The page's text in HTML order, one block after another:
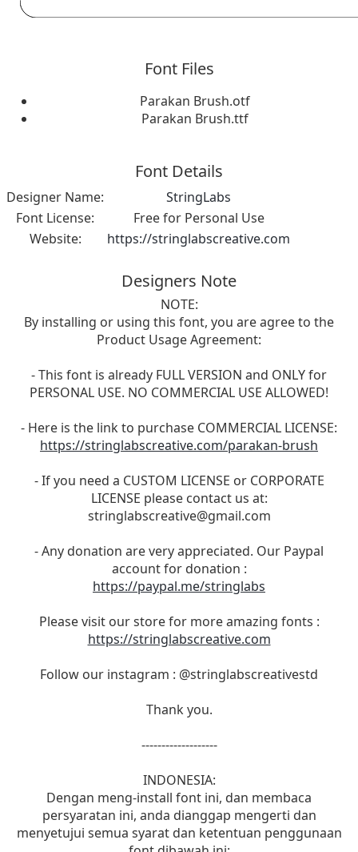
Font Files
Parakan Brush.otf
Parakan Brush.ttf
Font Details
Designer Name:
StringLabs
Font License:
Free for Personal Use
Website:
https://stringlabscreative.com
Designers Note
NOTE:
By installing or using this font, you are agree to the
Product Usage Agreement:
- This font is already FULL VERSION and ONLY for
PERSONAL USE. NO COMMERCIAL USE ALLOWED!
- Here is the link to purchase COMMERCIAL LICENSE:
https://stringlabscreative.com/parakan-brush
- If you need a CUSTOM LICENSE or CORPORATE
LICENSE please contact us at:
stringlabscreative@gmail.com
- Any donation are very appreciated. Our Paypal
account for donation :
https://paypal.me/stringlabs
Please visit our store for more amazing fonts :
https://stringlabscreative.com
Follow our instagram : @stringlabscreativestd
Thank you.
-------------------
INDONESIA:
Dengan meng-install font ini, dan membaca
persyaratan ini, anda dianggap mengerti dan
menyetujui semua syarat dan ketentuan penggunaan